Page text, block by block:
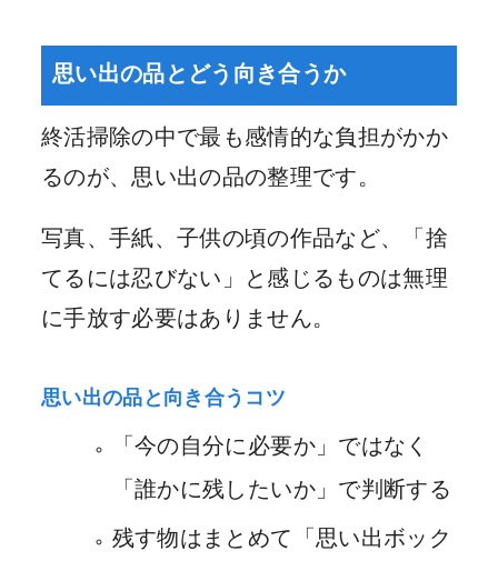
思い出の品とどう向き合うか
終活掃除の中で最も感情的な負担がかか
るのが、思い出の品の整理です。
写真、手紙、子供の頃の作品など、「捨
てるには忍びない」と感じるものは無理
に手放す必要はありません。
思い出の品と向き合うコツ
「今の自分に必要か」ではなく
「誰かに残したいか」で判断する
残す物はまとめて「思い出ボック